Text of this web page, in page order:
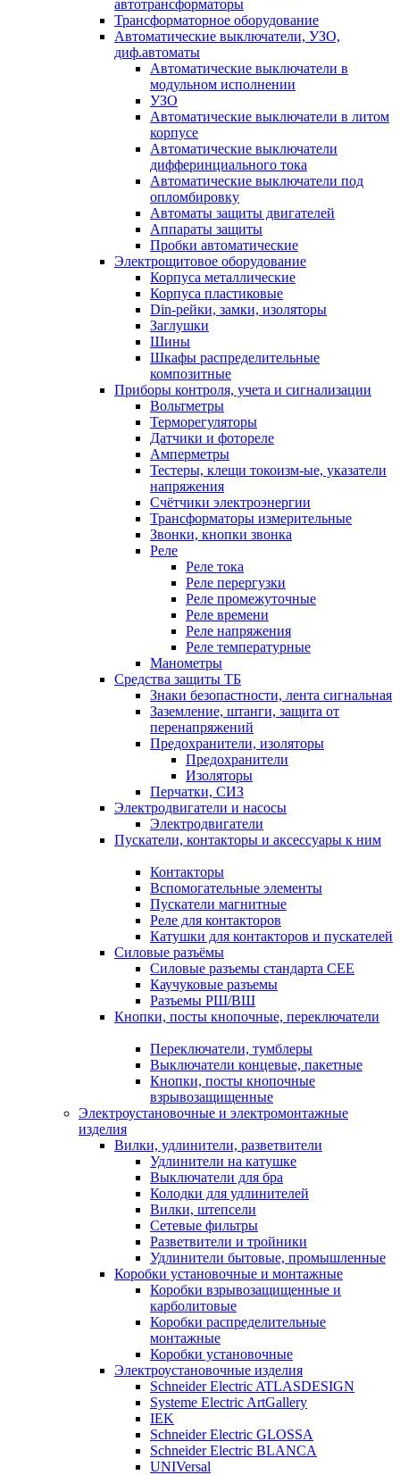
автотрансформаторы
Трансформаторное оборудование
Автоматические выключатели, УЗО,
диф.автоматы
Автоматические выключатели в
модульном исполнении
УЗО
Автоматические выключатели в литом
корпусе
Автоматические выключатели
дифферинциального тока
Автоматические выключатели под
опломбировку
Автоматы защиты двигателей
Аппараты защиты
Пробки автоматические
Электрощитовое оборудование
Корпуса металлические
Корпуса пластиковые
Din-рейки, замки, изоляторы
Заглушки
Шины
Шкафы распределительные
композитные
Приборы контроля, учета и сигнализации
Вольтметры
Терморегуляторы
Датчики и фотореле
Амперметры
Тестеры, клещи токоизм-ые, указатели
напряжения
Счётчики электроэнергии
Трансформаторы измерительные
Звонки, кнопки звонка
Реле
Реле тока
Реле перергузки
Реле промежуточные
Реле времени
Реле напряжения
Реле температурные
Манометры
Средства защиты ТБ
Знаки безопастности, лента сигнальная
Заземление, штанги, защита от
перенапряжений
Предохранители, изоляторы
Предохранители
Изоляторы
Перчатки, СИЗ
Электродвигатели и насосы
Электродвигатели
Пускатели, контакторы и аксессуары к ним
Контакторы
Вспомогательные элементы
Пускатели магнитные
Реле для контакторов
Катушки для контакторов и пускателей
Силовые разъёмы
Силовые разъемы стандарта СЕЕ
Каучуковые разъемы
Разъемы РШ/ВШ
Кнопки, посты кнопочные, переключатели
Переключатели, тумблеры
Выключатели концевые, пакетные
Кнопки, посты кнопочные
взрывозащищенные
Электроустановочные и электромонтажные
изделия
Вилки, удлинители, разветвители
Удлинители на катушке
Выключатели для бра
Колодки для удлинителей
Вилки, штепсели
Сетевые фильтры
Разветвители и тройники
Удлинители бытовые, промышленные
Коробки установочные и монтажные
Коробки взрывозащищенные и
карболитовые
Коробки распределительные
монтажные
Коробки установочные
Электроустановочные изделия
Schneider Electric ATLASDESIGN
Systeme Electric ArtGallery
IEK
Schneider Electric GLOSSA
Schneider Electric BLANCA
UNIVersal